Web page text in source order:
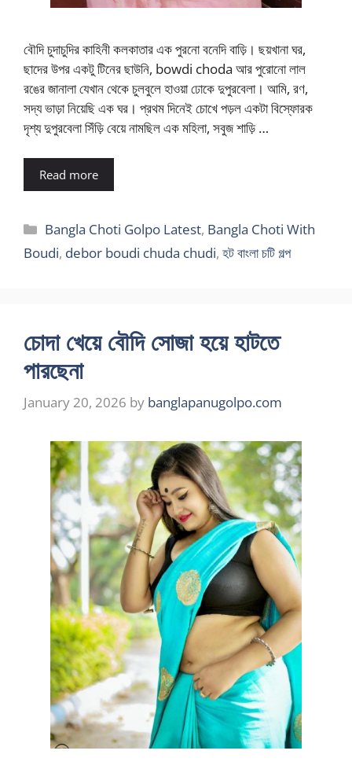
বৌদি চুদাচুদির কাহিনী কলকাতার এক পুরনো বনেদি বাড়ি। ছয়খানা ঘর,
ছাদের উপর একটু টিনের ছাউনি, bowdi choda আর পুরোনো লাল
রঙের জানালা যেখান থেকে চুলবুলে হাওয়া ঢোকে দুপুরবেলা। আমি, রণ,
সদ্য ভাড়া নিয়েছি এক ঘর। প্রথম দিনেই চোখে পড়ল একটা বিস্ফোরক
দৃশ্য দুপুরবেলা সিঁড়ি বেয়ে নামছিল এক মহিলা, সবুজ শাড়ি …
Read more
Categories
Bangla Choti Golpo Latest, Bangla Choti With
Boudi, debor boudi chuda chudi, হট বাংলা চটি গল্প
চোদা খেয়ে বৌদি সোজা হয়ে হাটতে
পারছেনা
January 20, 2026 by banglapanugolpo.com